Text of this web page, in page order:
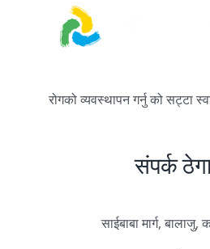
रोगको व्यवस्थापन गर्नु को सट्टा
संपर्क
साईबाबा मार्ग, बालाजु,